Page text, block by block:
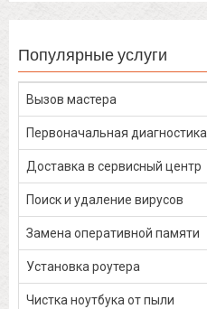
Популярные услуги
Вызов мастера
Первоначальная диагностика
Доставка в сервисный центр
Поиск и удаление вирусов
Замена оперативной памяти
Установка роутера
Чистка ноутбука от пыли